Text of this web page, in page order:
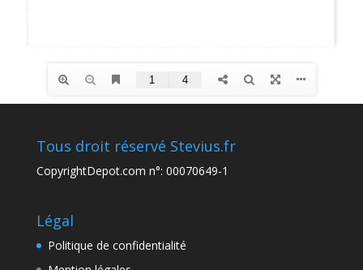
Tous droit réservé Stevius.fr
CopyrightDepot.com n°: 00070649-1
Légal
Politique de confidentialité